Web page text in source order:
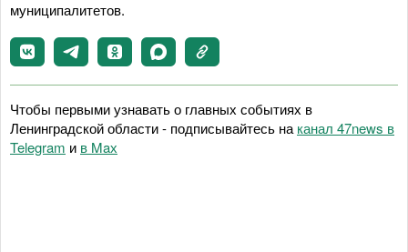
муниципалитетов.
Чтобы первыми узнавать о главных событиях в
Ленинградской области - подписывайтесь на канал 47news в
Telegram и в Maх